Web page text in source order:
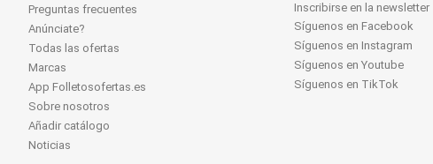
Preguntas frecuentes
Anúnciate?
Todas las ofertas
Marcas
App Folletosofertas.es
Sobre nosotros
Añadir catálogo
Noticias
Inscribirse en la newsletter
Síguenos en Facebook
Síguenos en Instagram
Síguenos en Youtube
Síguenos en TikTok